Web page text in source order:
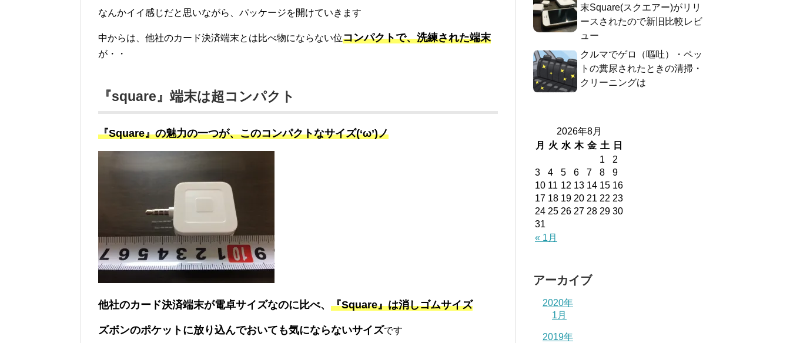
なんかイイ感じだと思いながら、パッケージを開けていきます
中からは、他社のカード決済端末とは比べ物にならない位コンパクトで、洗練された端末
が・・
『square』端末は超コンパクト
『Square』の魅力の一つが、このコンパクトなサイズ(‘ω’)ノ
他社のカード決済端末が電卓サイズなのに比べ、 『Square』は消しゴムサイズ
ズボンのポケットに放り込んでおいても気にならないサイズです
末Square(スクエアー)がリリ
ースされたので新旧比較レビ
ュー
クルマでゲロ（嘔吐）・ペッ
トの糞尿されたときの清掃・
クリーニングは
2026年8月
月
火 水 木 金 土 日
« 1月
1
2
3
4 5 6 7 8
9
10 11 12 13 14 15 16
17 18 19 20 21 22 23
24 25 26 27 28 29 30
31
アーカイブ
2020年
1月
2019年